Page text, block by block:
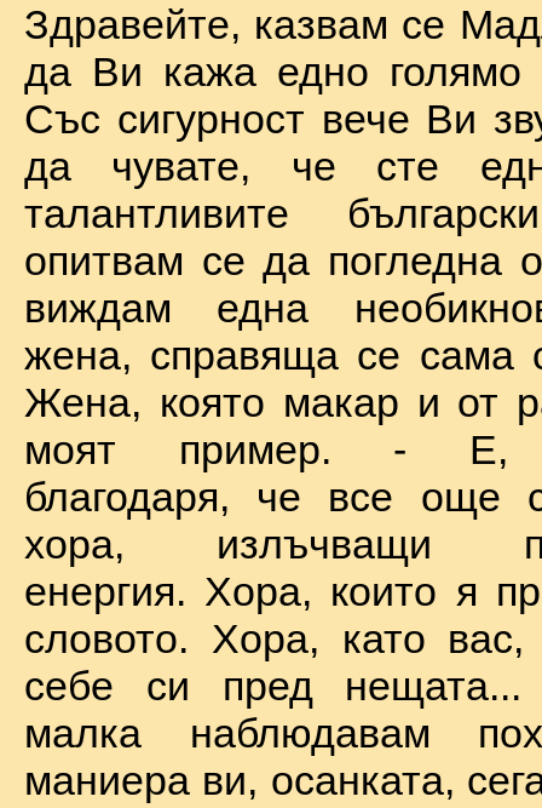
Здравейте, казвам се
да Ви кажа едно голямо
Със сигурност вече Ви
да чувате, че сте
талантливите
опитвам се да погледна
виждам една
жена, справяща се сама
Жена, която макар и от
моят пример. - Е,
благодаря, че все още
хора, излъчващи
енергия. Хора, които я
словото. Хора, като
себе си пред
малка наблюдавам
маниера ви, осанката,